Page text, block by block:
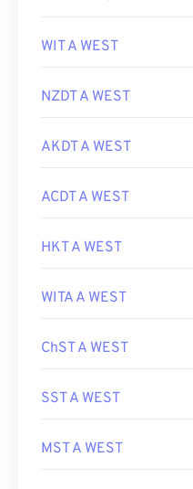
WIT A WEST
NZDT A WEST
AKDT A WEST
ACDT A WEST
HKT A WEST
WITA A WEST
ChST A WEST
SST A WEST
MST A WEST